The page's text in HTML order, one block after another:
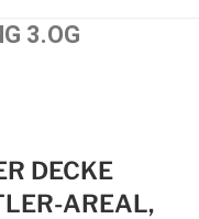
3.OG
DECKE
AREAL,